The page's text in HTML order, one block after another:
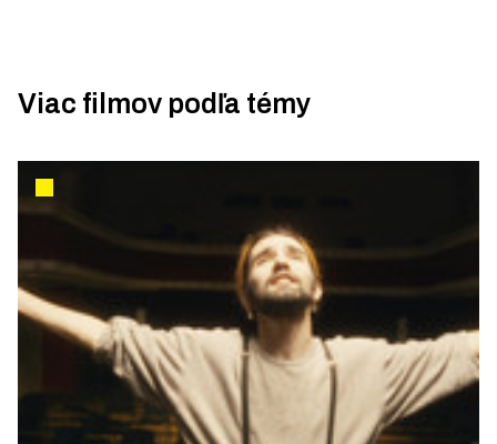
Viac filmov podľa témy